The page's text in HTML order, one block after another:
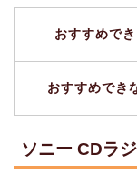
おすすめで
おすすめでき
ソニー CDラ